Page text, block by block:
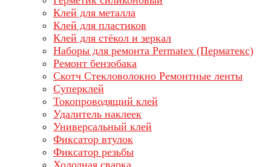
Клей для металла
Клей для пластиков
Клей для стёкол и зеркал
Наборы для ремонта Permatex (Перматекс)
Ремонт бензобака
Скотч Стекловолокно Ремонтные ленты
Суперклей
Токопроводящий клей
Удалитель наклеек
Универсальный клей
Фиксатор втулок
Фиксатор резьбы
Холодная сварка